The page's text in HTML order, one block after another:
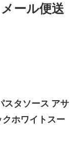
ール便送
スタソース アサ
ホワイトスー